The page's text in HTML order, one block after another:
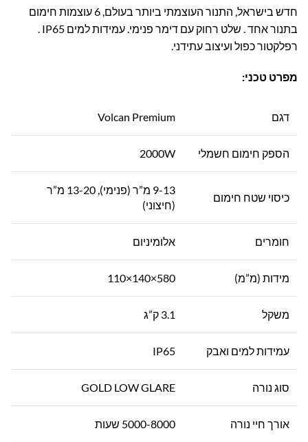
חדש בישראל, התנור העוצמתי ביותר בעולם, 6 עוצמות חימום
בתנור אחד . שלט רחוק עם דימר פנימי. עמידות למים IP65 .
רפלקטור כפול ועיצוב עתידני.
מפרט טכני:
דגם Volcan Premium
הספק חימום חשמלי 2000W
כיסוי שטח חימום
9-13 מ”ר (פנימי), 13-20 מ”ר
(חיצוני)
חומרים אלומיניום
מידות (מ”מ) 580×140×110
משקל 3.1 ק”ג
עמידות למים ואבק IP65
סוג נורה GOLD LOW GLARE
אורך חיי נורה 5000-8000 שעות